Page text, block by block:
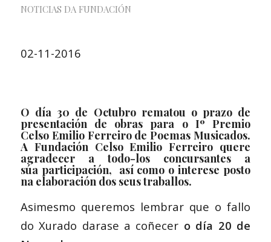
NOTICIAS DA FUNDACIÓN
02-11-2016
O día30 de Octubrorematou o prazo de
presentación de obras para oIº Premio
Celso Emilio Ferreiro de Poemas Musicados.
A Fundación Celso Emilio Ferreiro quere
agradecer a todo-los concursantes a
súa participación, así como o interese posto
na elaboración dos seus traballos.
Asimesmo queremos lembrar que o fallo
do Xurado darase a coñecer o día 20 de